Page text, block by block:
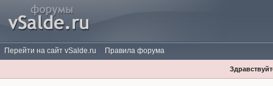
Перейти на сайт vSalde.ru Правила форума